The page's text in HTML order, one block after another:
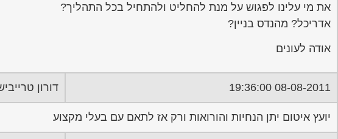
את מי עלינו לפגוש על מנת להחליט ולהתחיל בכל התהליך?
אדריכל? מהנדס בניין?
אודה לעונים
08-08-2011 19:36:00 דורון
יועץ איטום יתן הנחיות והורואות ורק אז לתאם עם בעלי מקצוע